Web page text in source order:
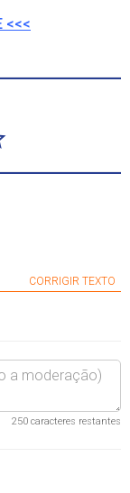
<<<
CORRIGIR TEXTO
250 caracteres restantes